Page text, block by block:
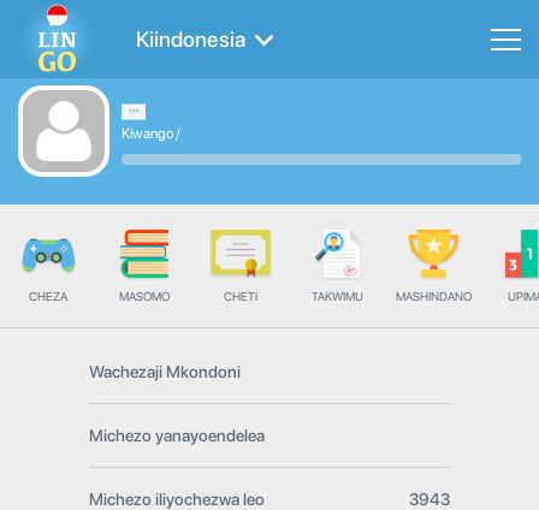
Kiindonesia
Kiwango/
CHEZA MASOMO CHETI TAKWIMU MASHINDANO
Wachezaji Mkondoni
Michezo yanayoendelea
Michezo iliyochezwa leo 3943